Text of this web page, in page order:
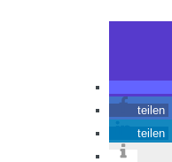
teilen
teilen